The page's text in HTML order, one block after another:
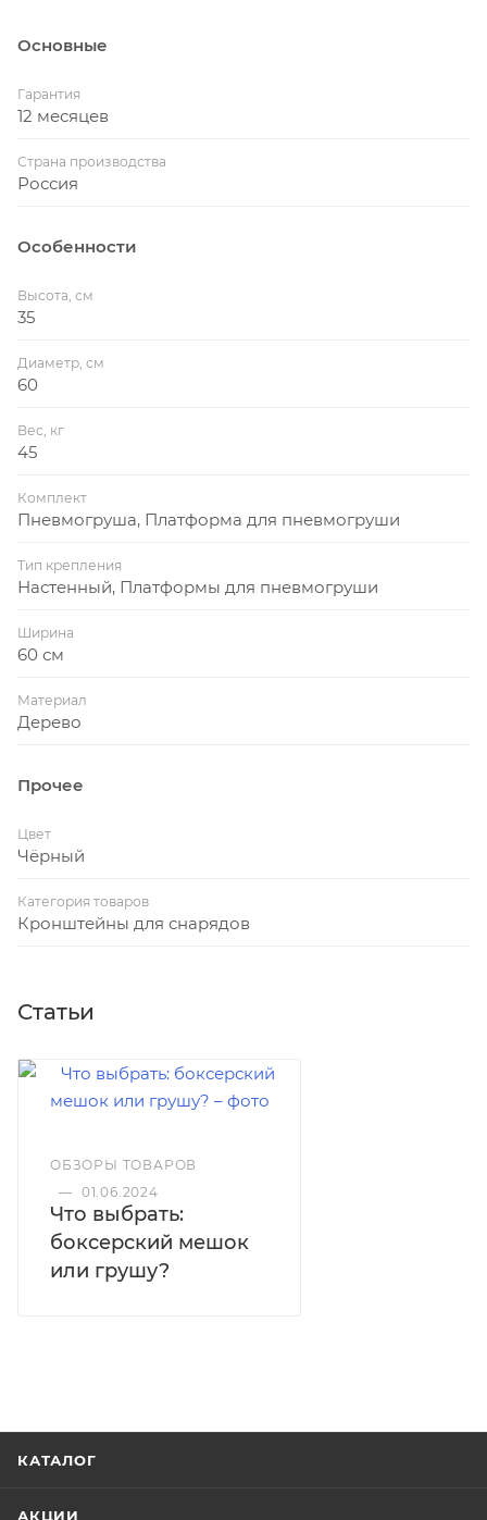
Материал пневмогруши - эко-кожа
Платформа регулируется по высоте в диапазоне
Высокая устойчивость конструкции за счет
стальных рельс. Изображения товаров на
Основные
Гарантия
12 месяцев
Страна производства
Россия
Особенности
Высота, см
35
Диаметр, см
60
Вес, кг
45
Комплект
Пневмогруша, Платформа для пневмогруши
Тип крепления
Настенный, Платформы для пневмогруши
Ширина
60 см
Материал
Дерево
Прочее
Цвет
Чёрный
Категория товаров
Кронштейны для снарядов
Статьи
ОБЗОРЫ ТОВАРОВ
— 01.06.2024
Что выбрать:
боксерский мешок
или грушу?
КАТАЛОГ
АКЦИИ